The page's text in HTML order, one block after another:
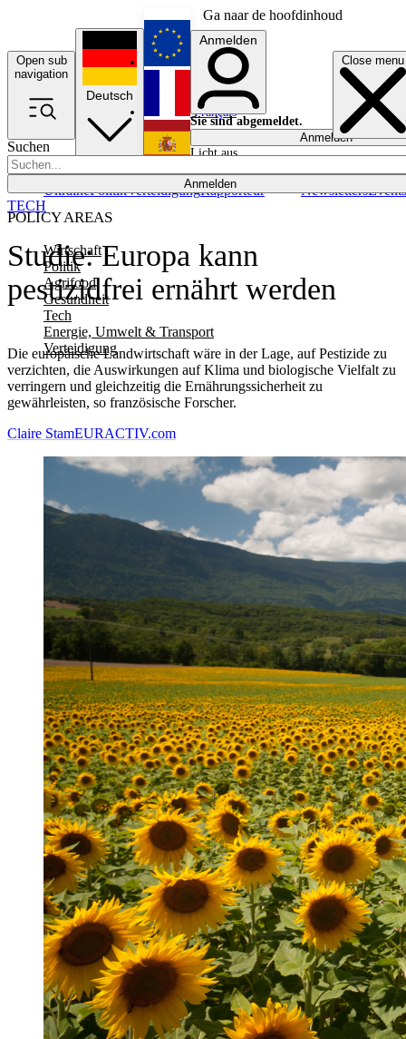
Ga naar de hoofdinhoud
Open sub
navigation
Close menu
Suchen
Anmelden
POLICY AREAS
Wirtschaft
Politik
Agrifood
Gesundheit
Tech
Energie, Umwelt & Transport
Verteidigung
UkrainePolitikVerteidigungRapporteur NewslettersEvents
Deutsch
English
Français
Anmelden
Sie sind abgemeldet.
Anmelden
Licht aus
Studie: Europa kann
pestizidfrei ernährt werden
Die europäische Landwirtschaft wäre in der Lage, auf Pestizide zu
verzichten, die Auswirkungen auf Klima und biologische Vielfalt zu
verringern und gleichzeitig die Ernährungssicherheit zu
gewährleisten, so französische Forscher.
TECH
Claire StamEURACTIV.com